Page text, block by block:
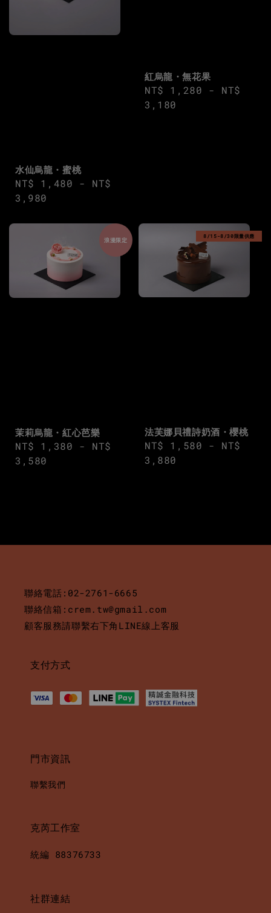
水仙烏龍・蜜桃
Regular
price
NT$ 1,480 - NT$
3,980
紅烏龍・無花果
Regular
price
NT$ 1,280 - NT$
3,180
浪漫限定
茉莉烏龍・紅心芭樂
Regular
price
NT$ 1,380 - NT$
3,580
8/15-8/30限量供應
法芙娜貝禮詩奶酒・櫻桃
Regular
price
NT$ 1,580 - NT$
3,880
聯絡電話:02-2761-6665
聯絡信箱:crem.tw@gmail.com
顧客服務請聯繫右下角LINE線上客服
支付方式
門市資訊
聯繫我們
克芮工作室
統編 88376733
社群連結